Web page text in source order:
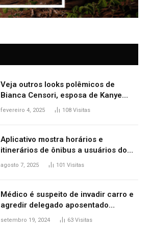
Veja outros looks polêmicos de
Bianca Censori, esposa de Kanye
West que apareceu nua no Grammy
fevereiro 4, 2025 108 Visitas
Aplicativo mostra horários e
itinerários de ônibus a usuários do
transporte público de Palmas; confira
agosto 7, 2025 101 Visitas
Médico é suspeito de invadir carro e
agredir delegado aposentado
durante confusão no trânsito
setembro 19, 2024 63 Visitas